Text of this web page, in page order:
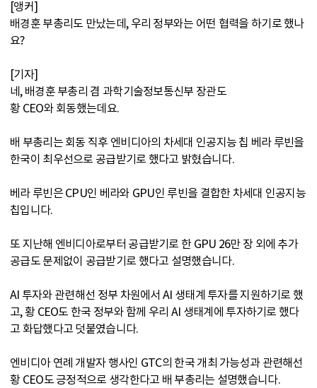
[앵커]
배경훈 부총리도 만났는데, 우리 정부와는 어떤 협력을 하기로 했나
요?
[기자]
네, 배경훈 부총리 겸 과학기술정보통신부 장관도
황 CEO와 회동했는데요.
배 부총리는 회동 직후 엔비디아의 차세대 인공지능 칩 베라 루빈을
한국이 최우선으로 공급받기로 했다고 밝혔습니다.
베라 루빈은 CPU인 베라와 GPU인 루빈을 결합한 차세대 인공지능
칩입니다.
또 지난해 엔비디아로부터 공급받기로 한 GPU 26만 장 외에 추가
공급도 문제없이 공급받기로 했다고 설명했습니다.
AI 투자와 관련해선 정부 차원에서 AI 생태계 투자를 지원하기로 했
고, 황 CEO도 한국 정부와 함께 우리 AI 생태계에 투자하기로 했다
고 화답했다고 덧붙였습니다.
엔비디아 연례 개발자 행사인 GTC의 한국 개최 가능성과 관련해선
황 CEO도 긍정적으로 생각한다고 배 부총리는 설명했습니다.